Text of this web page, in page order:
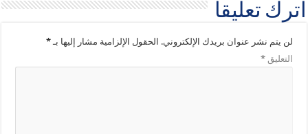
اترك تعليقاً
لن يتم نشر عنوان بريدك الإلكتروني. الحقول الإلزامية مشار إليها بـ*
التعليق*